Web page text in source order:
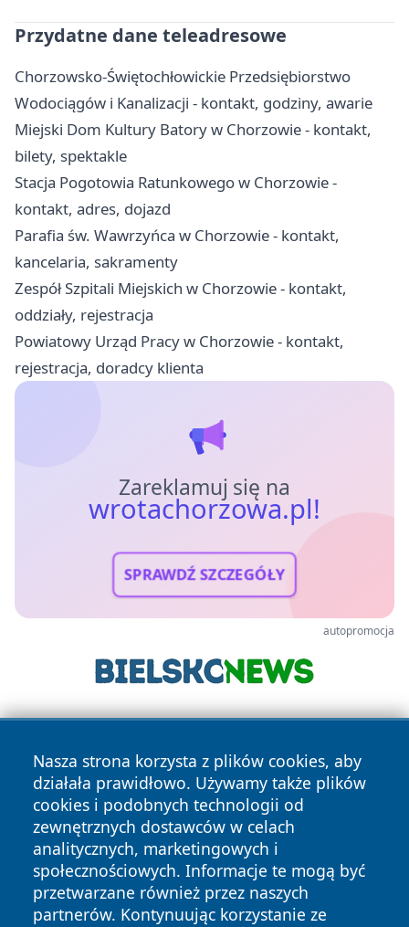
Przydatne dane teleadresowe
Chorzowsko-Świętochłowickie Przedsiębiorstwo
Wodociągów i Kanalizacji - kontakt, godziny, awarie
Miejski Dom Kultury Batory w Chorzowie - kontakt,
bilety, spektakle
Stacja Pogotowia Ratunkowego w Chorzowie -
kontakt, adres, dojazd
Parafia św. Wawrzyńca w Chorzowie - kontakt,
kancelaria, sakramenty
Zespół Szpitali Miejskich w Chorzowie - kontakt,
oddziały, rejestracja
Powiatowy Urząd Pracy w Chorzowie - kontakt,
rejestracja, doradcy klienta
Zareklamuj się na
wrotachorzowa.pl!
SPRAWDŹ SZCZEGÓŁY
autopromocja
Nasza strona korzysta z plików cookies, aby
działała prawidłowo. Używamy także plików
cookies i podobnych technologii od
zewnętrznych dostawców w celach
analitycznych, marketingowych i
społecznościowych. Informacje te mogą być
przetwarzane również przez naszych
partnerów. Kontynuując korzystanie ze
Copyright © 2026 wrotachorzowa.pl Wszystkie prawa
zastrzeżone.
Polityka
Polityka